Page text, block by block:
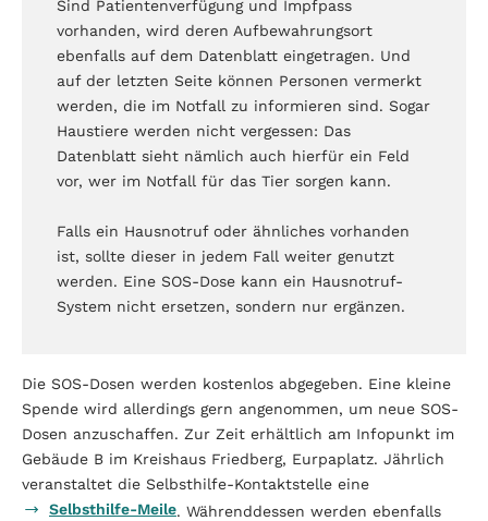
Sind Patientenverfügung und Impfpass
vorhanden, wird deren Aufbewahrungsort
ebenfalls auf dem Datenblatt eingetragen. Und
auf der letzten Seite können Personen vermerkt
werden, die im Notfall zu informieren sind. Sogar
Haustiere werden nicht vergessen: Das
Datenblatt sieht nämlich auch hierfür ein Feld
vor, wer im Notfall für das Tier sorgen kann.
Falls ein Hausnotruf oder ähnliches vorhanden
ist, sollte dieser in jedem Fall weiter genutzt
werden. Eine SOS-Dose kann ein Hausnotruf-
System nicht ersetzen, sondern nur ergänzen.
Die SOS-Dosen werden kostenlos abgegeben. Eine kleine
Spende wird allerdings gern angenommen, um neue SOS-
Dosen anzuschaffen. Zur Zeit erhältlich am Infopunkt im
Gebäude B im Kreishaus Friedberg, Eurpaplatz. Jährlich
veranstaltet die Selbsthilfe-Kontaktstelle eine
Selbsthilfe-Meile. Währenddessen werden ebenfalls